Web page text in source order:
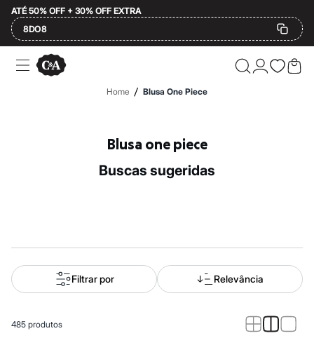
ATÉ 50% OFF + 30% OFF EXTRA
8DO8
Ofertas
Compre por Departamento
Alfaiataria
Novidades
Roupas
Blusas e Camisetas
Casacos e Jaquetas
Home / Blusa One Piece
Blusa one piece
buscas sugeridas
Filtrar por Relevância
485 produtos